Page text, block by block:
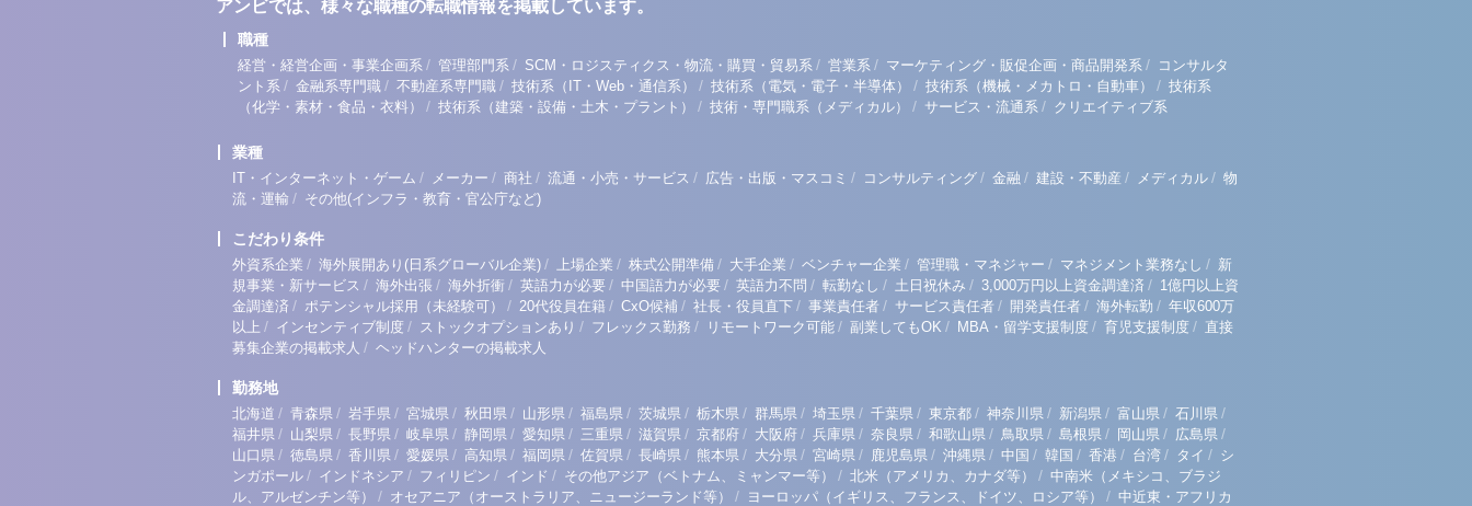
アンビでは、様々な職種の転職情報を掲載しています。
職種
経営・経営企画・事業企画系 / 管理部門系 / SCM・ロジスティクス・物流・購買・貿易系 / 営業系 / マーケティング・販促企画・商品開発系 / コンサルタ
ント系 / 金融系専門職 / 不動産系専門職 / 技術系（IT・Web・通信系） / 技術系（電気・電子・半導体） / 技術系（機械・メカトロ・自動車） / 技術系
（化学・素材・食品・衣料）
/ 技術系（建築・設備・土木・プラント） / 技術・専門職系（メディカル） / サービス・流通系 / クリエイティブ系
業種
IT・インターネット・ゲーム / メーカー / 商社 / 流通・小売・サービス / 広告・出版・マスコミ / コンサルティング / 金融 / 建設・不動産 / メディカル / 物
流・運輸 / その他(インフラ・教育・官公庁など)
こだわり条件
外資系企業 / 海外展開あり(日系グローバル企業) / 上場企業 / 株式公開準備 / 大手企業 / ベンチャー企業 / 管理職・マネジャー / マネジメント業務なし / 新
規事業・新サービス / 海外出張 / 海外折衝 / 英語力が必要 / 中国語力が必要 / 英語力不問 / 転勤なし / 土日祝休み / 3,000万円以上資金調達済 / 1億円以上資
金調達済 / ポテンシャル採用（未経験可） / 20代役員在籍 / CxO候補 / 社長・役員直下 / 事業責任者 / サービス責任者 / 開発責任者 / 海外転勤 / 年収600万
以上 / インセンティブ制度 / ストックオプションあり / フレックス勤務 / リモートワーク可能 / 副業してもOK / MBA・留学支援制度 / 育児支援制度 / 直接
募集企業の掲載求人 / ヘッドハンターの掲載求人
勤務地
北海道 / 青森県 / 岩手県 / 宮城県 / 秋田県 / 山形県 / 福島県 / 茨城県 / 栃木県 / 群馬県 / 埼玉県 / 千葉県 / 東京都 / 神奈川県 / 新潟県 / 富山県 / 石川県 /
福井県 / 山梨県 / 長野県 / 岐阜県 / 静岡県 / 愛知県 / 三重県 / 滋賀県 / 京都府 / 大阪府 / 兵庫県 / 奈良県 / 和歌山県 / 鳥取県 / 島根県 / 岡山県 / 広島県 /
山口県 / 徳島県 / 香川県 / 愛媛県 / 高知県 / 福岡県 / 佐賀県 / 長崎県 / 熊本県 / 大分県 / 宮崎県 / 鹿児島県 / 沖縄県 / 中国 / 韓国 / 香港 / 台湾 / タイ / シ
ンガポール / インドネシア / フィリピン / インド / その他アジア（ベトナム、ミャンマー等） / 北米（アメリカ、カナダ等） / 中南米（メキシコ、ブラジ
ル、アルゼンチン等）
/ オセアニア（オーストラリア、ニュージーランド等） / ヨーロッパ（イギリス、フランス、ドイツ、ロシア等） / 中近東・アフリカ